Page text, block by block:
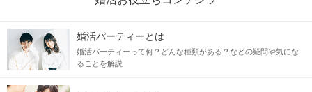
婚活パーティーとは
婚活パーティーって何？どんな種類がある？などの疑問や気にな
ることを解説